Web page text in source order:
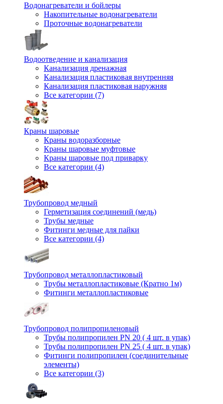
Водонагреватели и бойлеры
Накопительные водонагреватели
Проточные водонагреватели
Водоотведение и канализация
Канализация дренажная
Канализация пластиковая внутренняя
Канализация пластиковая наружняя
Все категории (7)
Краны шаровые
Краны водоразборные
Краны шаровые муфтовые
Краны шаровые под приварку
Все категории (4)
Трубопровод медный
Герметизация соединений (медь)
Трубы медные
Фитинги медные для пайки
Все категории (4)
Трубопровод металлопластиковый
Трубы металлопластиковые (Кратно 1м)
Фитинги металлопластиковые
Трубопровод полипропиленовый
Трубы полипропилен PN 20 ( 4 шт. в упак)
Трубы полипропилен PN 25 ( 4 шт. в упак)
Фитинги полипропилен (cоединительные
элементы)
Все категории (3)